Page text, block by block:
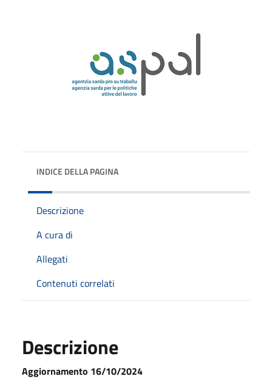
INDICE DELLA PAGINA
Descrizione
A cura di
Allegati
Contenuti correlati
Descrizione
Aggiornamento 16/10/2024